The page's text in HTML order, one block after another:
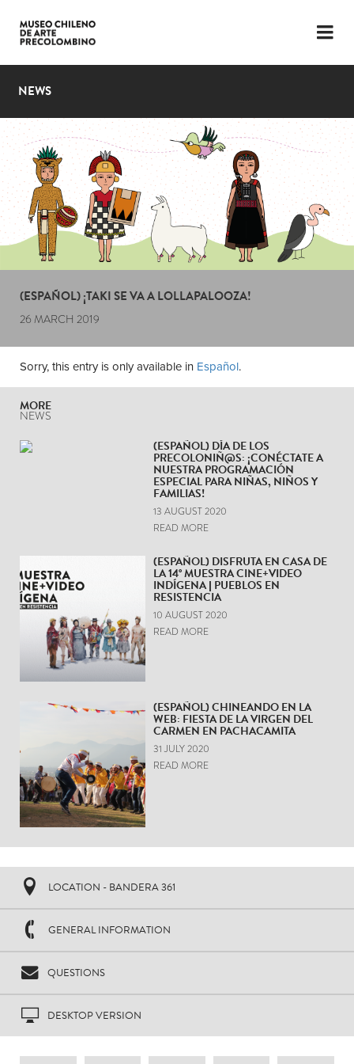
LANGUAGE
PLAN YOUR VISIT
EXHIBITIONS
COLLECTION
THE MUSEUM
NEWS
LATEST VIDEOS
NEWS
(ESPAÑOL) ¡TAKI SE VA A LOLLAPALOOZA!
26 MARCH 2019
Sorry, this entry is only available in Español.
MORE
NEWS
(ESPAÑOL) DÍA DE LOS
PRECOLONIÑ@S: ¡CONÉCTATE A
NUESTRA PROGRAMACIÓN
ESPECIAL PARA NIÑAS, NIÑOS Y
FAMILIAS!
13 AUGUST 2020
READ MORE
(ESPAÑOL) DISFRUTA EN CASA DE
LA 14° MUESTRA CINE+VIDEO
INDÍGENA | PUEBLOS EN
RESISTENCIA
10 AUGUST 2020
READ MORE
(ESPAÑOL) CHINEANDO EN LA
WEB: FIESTA DE LA VIRGEN DEL
CARMEN EN PACHACAMITA
31 JULY 2020
READ MORE
LOCATION - BANDERA 361
GENERAL INFORMATION
QUESTIONS
DESKTOP VERSION